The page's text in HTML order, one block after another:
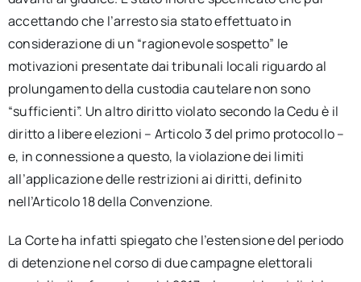
accettando che l’arresto sia stato effettuato in
considerazione di un “ragionevole sospetto” le
motivazioni presentate dai tribunali locali riguardo al
prolungamento della custodia cautelare non sono
“sufficienti”. Un altro diritto violato secondo la Cedu è il
diritto a libere elezioni – Articolo 3 del primo protocollo –
e, in connessione a questo, la violazione dei limiti
all’applicazione delle restrizioni ai diritti, definito
nell’Articolo 18 della Convenzione.
La Corte ha infatti spiegato che l’estensione del periodo
di detenzione nel corso di due campagne elettorali